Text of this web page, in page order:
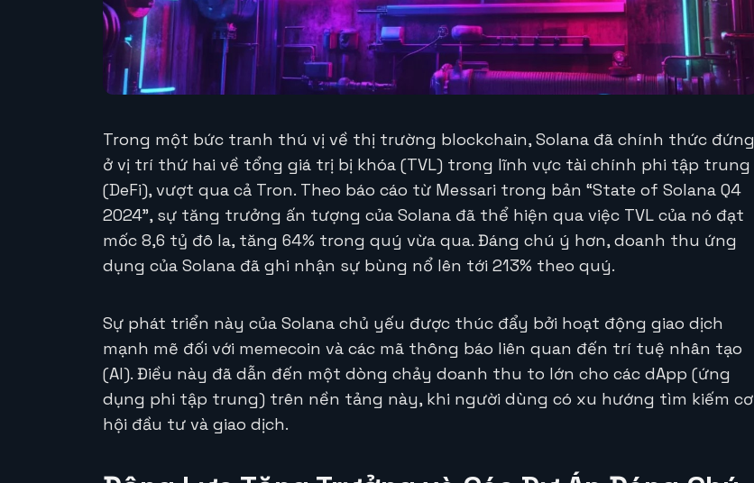
Trong một bức tranh thú vị về thị trường blockchain, Solana đã chính thức đứng
ở vị trí thứ hai về tổng giá trị bị khóa (TVL) trong lĩnh vực tài chính phi tập trung
(DeFi), vượt qua cả Tron. Theo báo cáo từ Messari trong bản “State of Solana Q4
2024”, sự tăng trưởng ấn tượng của Solana đã thể hiện qua việc TVL của nó đạt
mốc 8,6 tỷ đô la, tăng 64% trong quý vừa qua. Đáng chú ý hơn, doanh thu ứng
dụng của Solana đã ghi nhận sự bùng nổ lên tới 213% theo quý.
Sự phát triển này của Solana chủ yếu được thúc đẩy bởi hoạt động giao dịch
mạnh mẽ đối với memecoin và các mã thông báo liên quan đến trí tuệ nhân tạo
(AI). Điều này đã dẫn đến một dòng chảy doanh thu to lớn cho các dApp (ứng
dụng phi tập trung) trên nền tảng này, khi người dùng có xu hướng tìm kiếm cơ
hội đầu tư và giao dịch.